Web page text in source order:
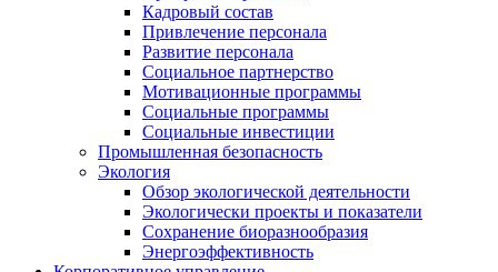
Кадровый состав
Привлечение персонала
Развитие персонала
Социальное партнерство
Мотивационные программы
Социальные программы
Социальные инвестиции
Промышленная безопасность
Экология
Обзор экологической деятельности
Экологически проекты и показатели
Сохранение биоразнообразия
Энергоэффективность